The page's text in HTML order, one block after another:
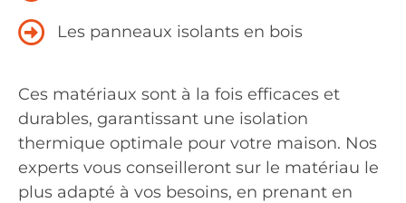
Les panneaux isolants en bois
Ces matériaux sont à la fois efficaces et
durables, garantissant une isolation
thermique optimale pour votre maison. Nos
experts vous conseilleront sur le matériau le
plus adapté à vos besoins, en prenant en